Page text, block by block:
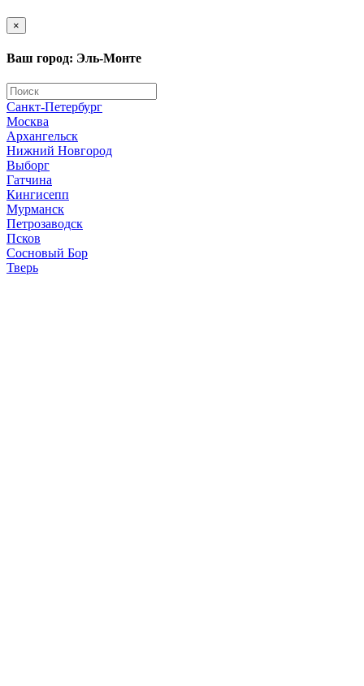
×
Ваш город: Эль-Монте
Санкт-Петербург
Москва
Архангельск
Нижний Новгород
Выборг
Гатчина
Кингисепп
Мурманск
Петрозаводск
Псков
Сосновый Бор
Тверь